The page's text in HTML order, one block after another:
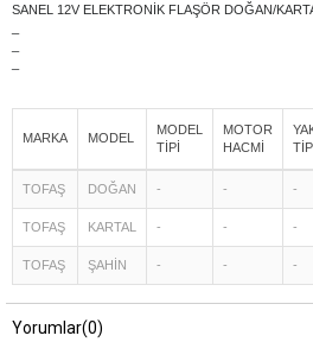
SANEL 12V ELEKTRONİK FLAŞÖR DOĞAN/
MARKA MODEL
MODEL
TİPİ
MOTOR
HACMİ
TOFAŞ DOĞAN - - -
TOFAŞ KARTAL - - -
TOFAŞ ŞAHİN - - -
Yorumlar(0)